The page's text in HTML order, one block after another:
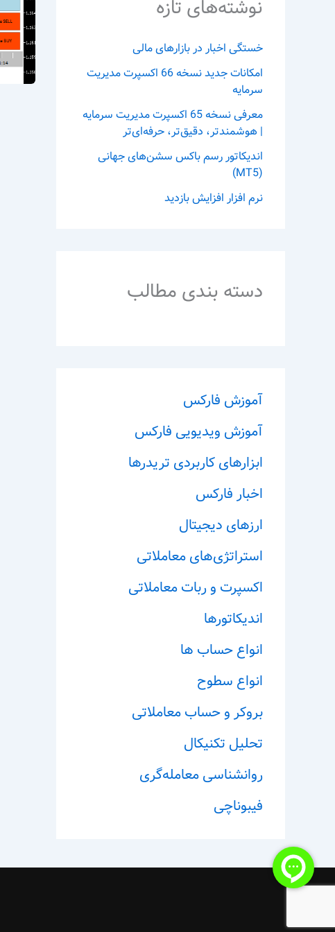
نوشته‌های تازه
خستگی اخبار در بازارهای مالی
امکانات جدید نسخه 66 اکسپرت مدیریت
سرمایه
معرفی نسخه 65 اکسپرت مدیریت سرمایه
| هوشمندتر، دقیق‌تر، حرفه‌ای‌تر
اندیکاتور رسم باکس سشن‌های جهانی
(MT5)
نرم افزار افزایش بازدید
دسته بندی مطالب
آموزش فارکس
آموزش ویدیویی فارکس
ابزارهای کاربردی تریدرها
اخبار فارکس
ارزهای دیجیتال
استراتژی‌های معاملاتی
اکسپرت و ربات معاملاتی
اندیکاتورها
انواع حساب ها
انواع سطوح
بروکر و حساب معاملاتی
تحلیل تکنیکال
روانشناسی معامله‌گری
فیبوناچی